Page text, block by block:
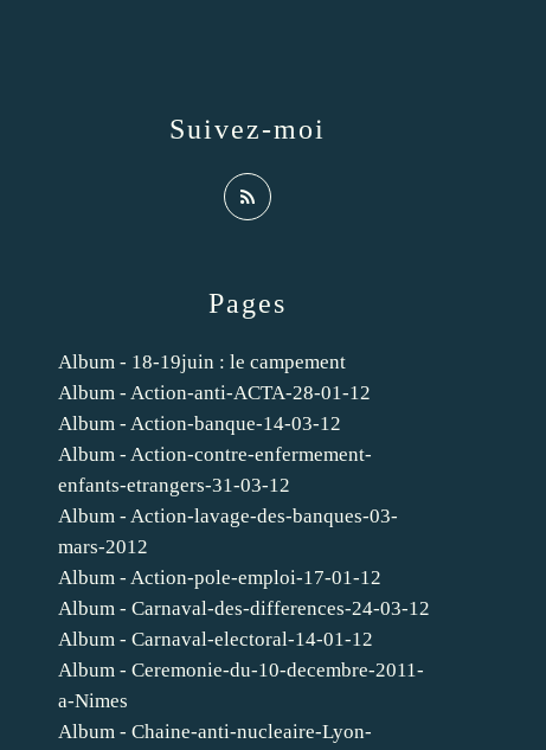
Pages
Album - 18-19juin : le campement
Album - Action-anti-ACTA-28-01-12
Album - Action-banque-14-03-12
Album - Action-contre-enfermement-
enfants-etrangers-31-03-12
Album - Action-lavage-des-banques-03-
mars-2012
Album - Action-pole-emploi-17-01-12
Album - Carnaval-des-differences-24-03-12
Album - Carnaval-electoral-14-01-12
Album - Ceremonie-du-10-decembre-2011-
a-Nimes
Album - Chaine-anti-nucleaire-Lyon-
Suivez-moi